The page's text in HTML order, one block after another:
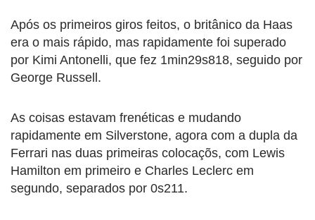
Após os primeiros giros feitos, o britânico da Haas
era o mais rápido, mas rapidamente foi superado
por Kimi Antonelli, que fez 1min29s818, seguido por
George Russell.
As coisas estavam frenéticas e mudando
rapidamente em Silverstone, agora com a dupla da
Ferrari nas duas primeiras colocaçõs, com Lewis
Hamilton em primeiro e Charles Leclerc em
segundo, separados por 0s211.